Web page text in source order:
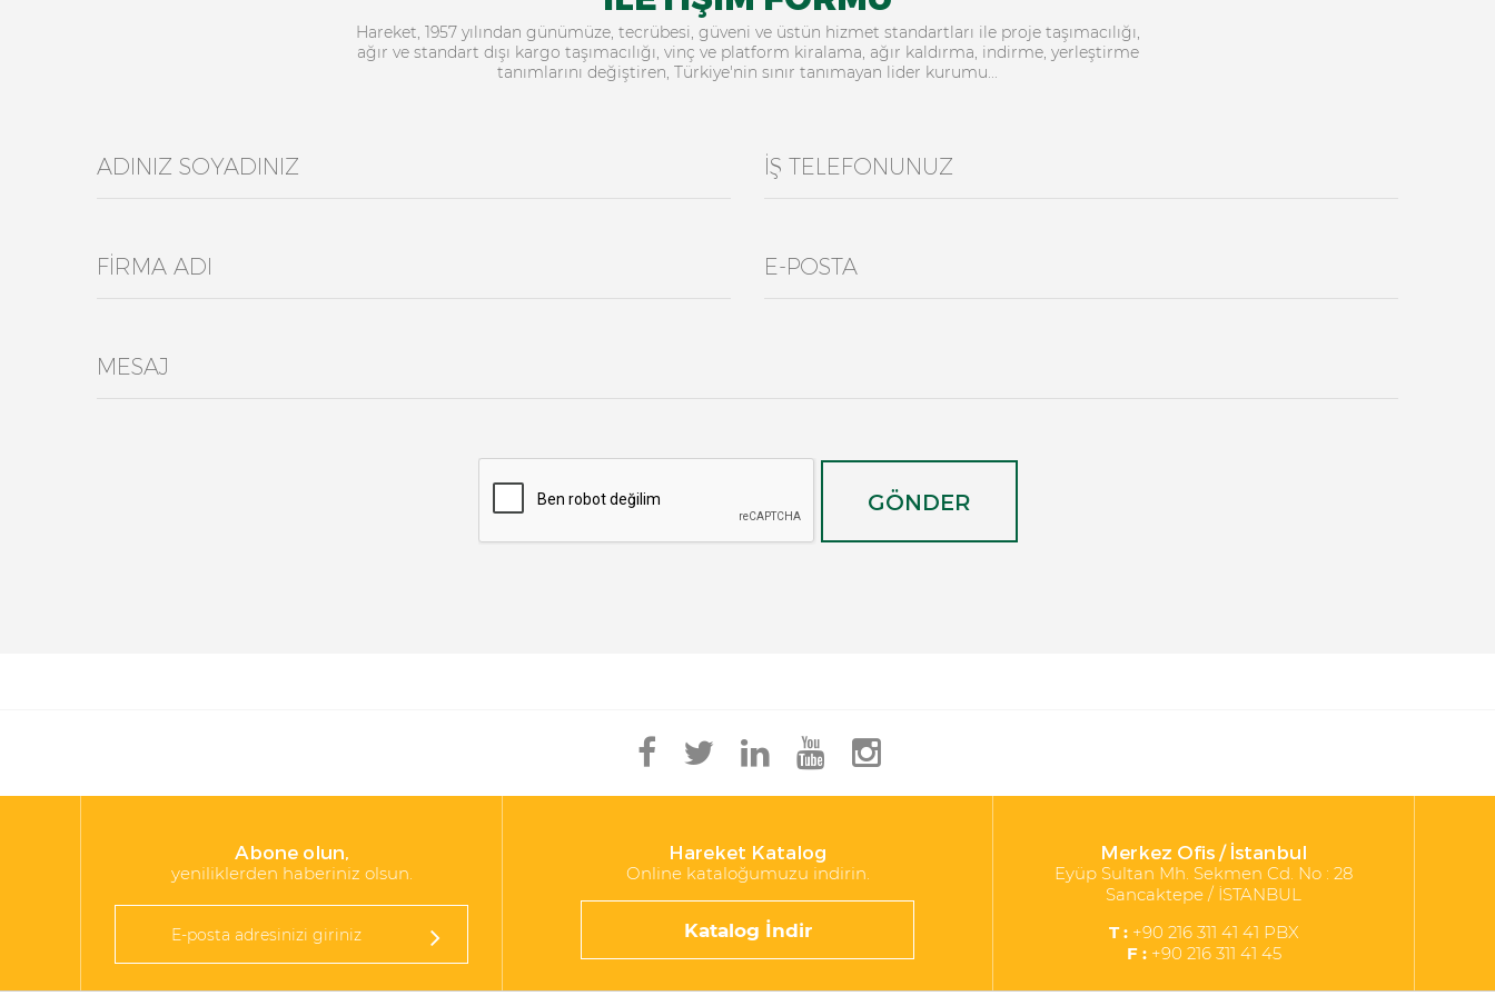
Hareket, 1957 yılından günümüze, tecrübesi, güveni ve üstün hizmet standartları ile proje taşımacılığı,
ağır ve standart dışı kargo taşımacılığı, vinç ve platform kiralama, ağır kaldırma, indirme, yerleştirme
tanımlarını değiştiren, Türkiye'nin sınır tanımayan lider kurumu...
ADINIZ SOYADINIZ İŞ TELEFONUNUZ
FİRMA ADI E-POSTA
MESAJ
GÖNDER
Abone olun,
yeniliklerden haberiniz olsun.
Hareket Katalog
Online kataloğumuzu indirin.
Katalog İndir
Merkez Ofis / İstanbul
Eyüp Sultan Mh. Sekmen Cd. No : 28
Sancaktepe / İSTANBUL
T :+90 216 311 41 41 PBX
F :+90 216 311 41 45